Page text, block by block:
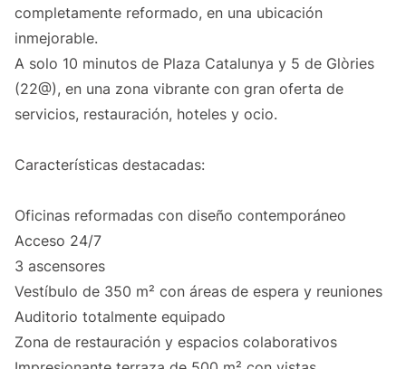
completamente reformado, en una ubicación
inmejorable.
A solo 10 minutos de Plaza Catalunya y 5 de Glòries
(22@), en una zona vibrante con gran oferta de
servicios, restauración, hoteles y ocio.
Características destacadas:
Oficinas reformadas con diseño contemporáneo
Acceso 24/7
3 ascensores
Vestíbulo de 350 m² con áreas de espera y reuniones
Auditorio totalmente equipado
Zona de restauración y espacios colaborativos